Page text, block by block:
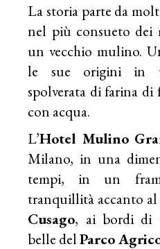
La storia parte da
nel più consueto dei
un vecchio mulino.
le sue origini in
spolverata di farina
con acqua.
L’Hotel Mulino
Milano, in una
tempi, in un
tranquillità accanto
Cusago, ai bordi di
belle delParco